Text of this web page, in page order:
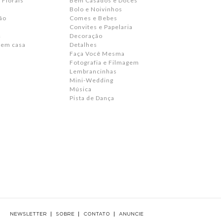
casa
Bolo e Noivinhos
Comes e Bebes
Convites e Papelaria
Decoração
Detalhes
Faça Você Mesma
Fotografia e Filmagem
Lembrancinhas
Mini-Wedding
Música
Pista de Dança
NEWSLETTER SOBRE CONTATO ANUNCIE